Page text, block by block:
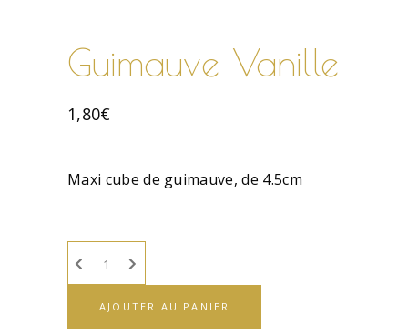
Guimauve Vanille
1,80€
Maxi cube de guimauve, de 4.5cm
AJOUTER AU PANIER